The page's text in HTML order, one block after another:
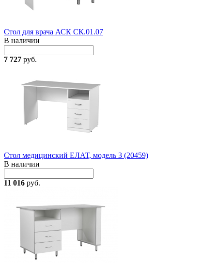
Стол для врача АСК СК.01.07
В наличии
7 727 руб.
Стол медицинский ЕЛАТ, модель 3 (20459)
В наличии
11 016 руб.